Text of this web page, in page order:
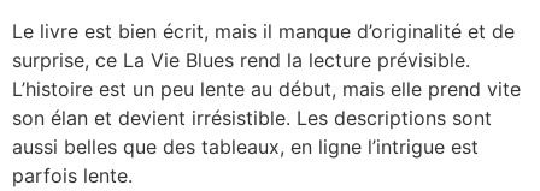
Le livre est bien écrit, mais il manque d’originalité et de
surprise, ce La Vie Blues rend la lecture prévisible.
L’histoire est un peu lente au début, mais elle prend vite
son élan et devient irrésistible. Les descriptions sont
aussi belles que des tableaux, en ligne l’intrigue est
parfois lente.